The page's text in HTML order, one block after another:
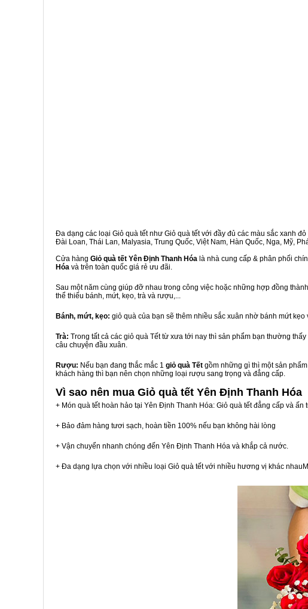
Đa dạng các loại Giỏ quà tết như Giỏ quà tết với đầy đủ các màu sắc xanh
Đài Loan, Thái Lan, Malyasia, Trung Quốc, Việt Nam, Hàn Quốc, Nga, Mỹ,
Cửa hàng Giỏ quà tết Yên Định Thanh Hóa là nhà cung cấp & phân phối
Hóa và trên toàn quốc giá rẻ ưu đãi.
Sau một năm cùng giúp đỡ nhau trong công việc hoặc những hợp đồng
thể thiếu bánh, mứt, kẹo, trà và rượu,...
Bánh, mứt, kẹo: giỏ quà của bạn sẽ thêm nhiều sắc xuân nhờ bánh mứt
Trà: Trong tất cả các giỏ quà Tết từ xưa tới nay thì sản phẩm bạn thường
câu chuyện đầu xuân.
Rượu: Nếu bạn đang thắc mắc 1 giỏ quà Tết gồm những gì thì một sản
khách hàng thì bạn nên chọn những loại rượu sang trọng và đẳng cấp.
Vì sao nên mua Giỏ quà tết Yên Định Thanh Hóa
+ Món quà tết hoàn hảo tại Yên Định Thanh Hóa: Giỏ quà tết đẳng cấp và ấn
+ Bảo đảm hàng tươi sạch, hoàn tiền 100% nếu bạn không hài lòng
+ Vận chuyển nhanh chóng đến Yên Định Thanh Hóa và khắp cả nước.
+ Đa dạng lựa chọn với nhiều loại Giỏ quà tết với nhiều hương vị khác